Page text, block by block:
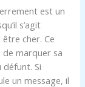
est un
s’agit
cher. Ce
de marquer sa
Si
un message, il